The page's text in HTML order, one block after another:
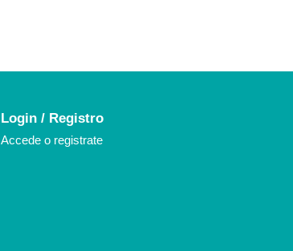
Login / Registro
Accede o registrate